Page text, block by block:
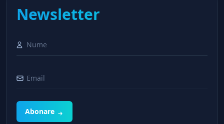
Newsletter
Abonare